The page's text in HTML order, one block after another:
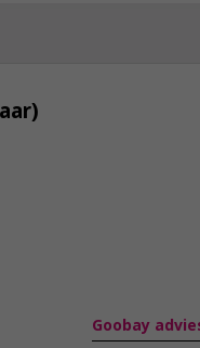
Goobay